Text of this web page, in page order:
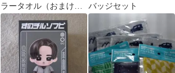
ラータオル（おまけ付
き！）値下げ交渉可能
です
バッジセット